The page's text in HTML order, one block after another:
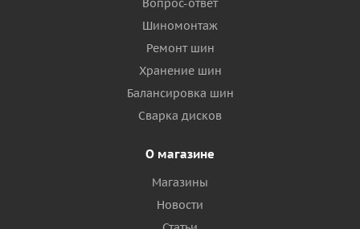
Вопрос-ответ
Шиномонтаж
Ремонт шин
Хранение шин
Балансировка шин
Сварка дисков
О магазине
Магазины
Новости